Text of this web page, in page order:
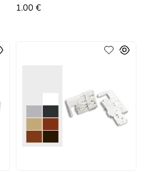
1.00 €